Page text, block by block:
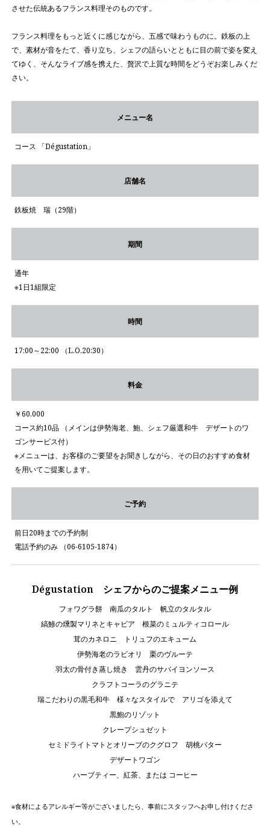
させた伝統あるフランス料理そのものです。
フランス料理をもっと近くに感じながら、五感で味わうものに。鉄板の上
で、素材が音をたて、香り立ち、シェフの語らいとともに目の前で姿を変え
てゆく、そんなライブ感を携えた、贅沢で上質な時間をどうぞお楽しみくだ
さい。
メニュー名
コース 「Dégustation」
店舗名
鉄板焼 瑞（29階）
期間
通年
※1日1組限定
時間
17:00～22:00 （L.O.20:30）
料金
￥60,000
コース約10品 （メインは伊勢海老、鮑、シェフ厳選和牛 デザートのワ
ゴンサービス付）
※メニューは、お客様のご要望をお聞きしながら、その日のおすすめ食材
を用いてご提案します。
ご予約
前日20時までの予約制
電話予約のみ （06-6105-1874）
Dégustation シェフからのご提案メニュー例
フォワグラ餅 南瓜のタルト 帆立のタルタル
縞鯵の燻製マリネとキャビア 根菜のミュルティコロール
茸のカネロニ トリュフのエキューム
伊勢海老のラビオリ 栗のヴルーテ
羽太の骨付き蒸し焼き 雲丹のサバイヨンソース
クラフトコーラのグラニテ
瑞こだわりの黒毛和牛 様々なスタイルで アリゴを添えて
黒鮑のリゾット
クレープシュゼット
セミドライトマトとオリーブのクグロフ 胡桃バター
デザートワゴン
ハーブティー、紅茶、または コーヒー
※食材によるアレルギー等がございましたら、事前にスタッフへお申し付けくださ
い。